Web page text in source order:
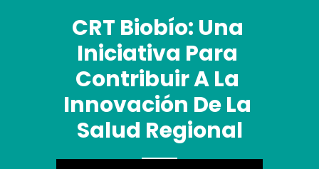
CRT Biobío: Una
Iniciativa Para
Contribuir A La
Innovación De La
Salud Regional